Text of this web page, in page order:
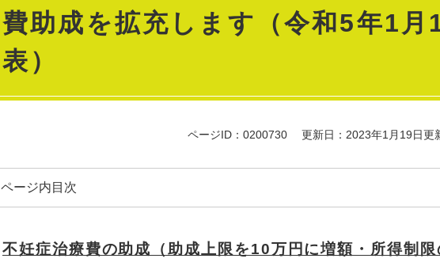
費助成を拡充します（令和5年1月
表）
ページID：0200730 更新日：2023年1月19日更
ページ内目次
不妊症治療費の助成（助成上限を10万円に増額・所得制限